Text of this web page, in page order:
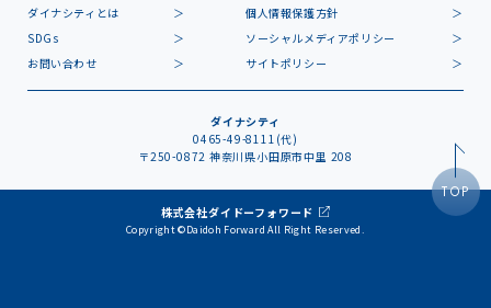
ダイナシティとは
個人情報保護方針
SDGs
ソーシャルメディアポリシー
お問い合わせ
サイトポリシー
ダイナシティ
0465-49-8111(代)
〒250-0872 神奈川県小田原市中里 208
TOP
株式会社ダイドーフォワード
Copyright ©Daidoh Forward All Right Reserved.